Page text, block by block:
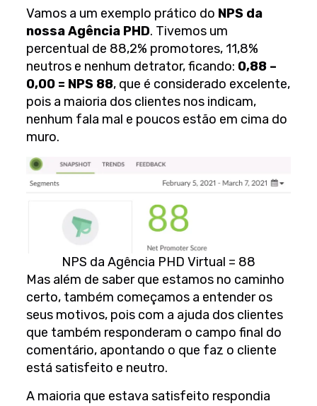
Vamos a um exemplo prático do NPS da
nossa Agência PHD. Tivemos um
percentual de 88,2% promotores, 11,8%
neutros e nenhum detrator, ficando: 0,88 –
0,00 = NPS 88, que é considerado excelente,
pois a maioria dos clientes nos indicam,
nenhum fala mal e poucos estão em cima do
muro.
NPS da Agência PHD Virtual = 88
Mas além de saber que estamos no caminho
certo, também começamos a entender os
seus motivos, pois com a ajuda dos clientes
que também responderam o campo final do
comentário, apontando o que faz o cliente
está satisfeito e neutro.
A maioria que estava satisfeito respondia